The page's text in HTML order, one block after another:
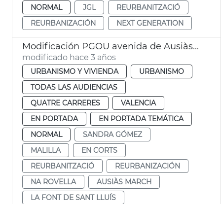
NORMAL
JGL
REURBANITZACIÓ
REURBANIZACIÓN
NEXT GENERATION
Modificación PGOU avenida de Ausiàs March
modificado hace 3 años
URBANISMO Y VIVIENDA
URBANISMO
TODAS LAS AUDIENCIAS
QUATRE CARRERES
VALENCIA
EN PORTADA
EN PORTADA TEMÁTICA
NORMAL
SANDRA GÓMEZ
MALILLA
EN CORTS
REURBANITZACIÓ
REURBANIZACIÓN
NA ROVELLA
AUSIÀS MARCH
LA FONT DE SANT LLUÍS